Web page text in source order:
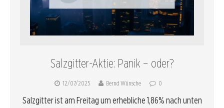
Salzgitter-Aktie: Panik – oder?
12/07/2025 Bernd Wünsche 0
Salzgitter ist am Freitag um erhebliche 1,86% nach unten